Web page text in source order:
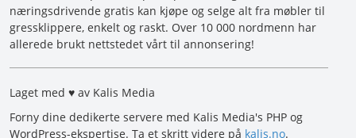
næringsdrivende gratis kan kjøpe og selge alt fra møbler til
gressklippere, enkelt og raskt. Over 10 000 nordmenn har
allerede brukt nettstedet vårt til annonsering!
Laget med ♥ av Kalis Media
Forny dine dedikerte servere med Kalis Media's PHP og
WordPress-ekspertise. Ta et skritt videre på kalis.no.